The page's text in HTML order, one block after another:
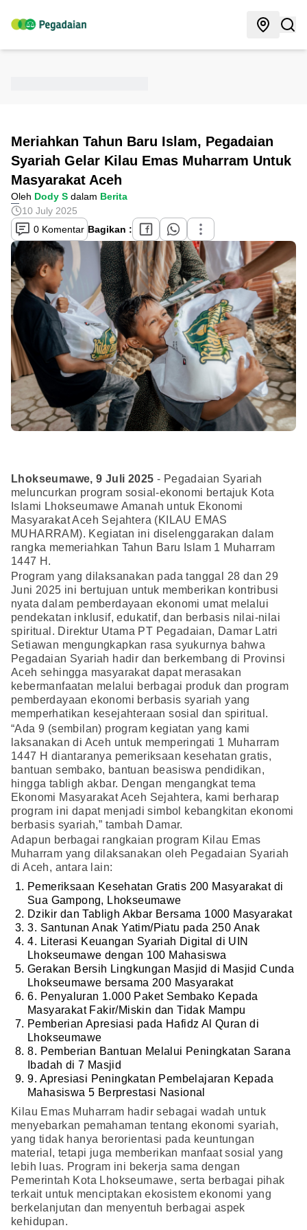
Meriahkan Tahun Baru Islam, Pegadaian
Syariah Gelar Kilau Emas Muharram Untuk
Masyarakat Aceh
Oleh Dody S dalam Berita
10 July 2025
0 Komentar Bagikan :
Lhokseumawe, 9 Juli 2025 - Pegadaian Syariah
meluncurkan program sosial-ekonomi bertajuk Kota
Islami Lhokseumawe Amanah untuk Ekonomi
Masyarakat Aceh Sejahtera (KILAU EMAS
MUHARRAM). Kegiatan ini diselenggarakan dalam
rangka memeriahkan Tahun Baru Islam 1 Muharram
1447 H.
Program yang dilaksanakan pada tanggal 28 dan 29
Juni 2025 ini bertujuan untuk memberikan kontribusi
nyata dalam pemberdayaan ekonomi umat melalui
pendekatan inklusif, edukatif, dan berbasis nilai-nilai
spiritual. Direktur Utama PT Pegadaian, Damar Latri
Setiawan mengungkapkan rasa syukurnya bahwa
Pegadaian Syariah hadir dan berkembang di Provinsi
Aceh sehingga masyarakat dapat merasakan
kebermanfaatan melalui berbagai produk dan program
pemberdayaan ekonomi berbasis syariah yang
memperhatikan kesejahteraan sosial dan spiritual.
“Ada 9 (sembilan) program kegiatan yang kami
laksanakan di Aceh untuk memperingati 1 Muharram
1447 H diantaranya pemeriksaan kesehatan gratis,
bantuan sembako, bantuan beasiswa pendidikan,
hingga tabligh akbar. Dengan mengangkat tema
Ekonomi Masyarakat Aceh Sejahtera, kami berharap
program ini dapat menjadi simbol kebangkitan ekonomi
berbasis syariah,” tambah Damar.
Adapun berbagai rangkaian program Kilau Emas
Muharram yang dilaksanakan oleh Pegadaian Syariah
di Aceh, antara lain:
Pemeriksaan Kesehatan Gratis 200 Masyarakat di
Sua Gampong, Lhokseumawe
Dzikir dan Tabligh Akbar Bersama 1000 Masyarakat
⁠3. Santunan Anak Yatim/Piatu pada 250 Anak
⁠4. Literasi Keuangan Syariah Digital di UIN
Lhokseumawe dengan 100 Mahasiswa
Gerakan Bersih Lingkungan Masjid di Masjid Cunda
Lhokseumawe bersama 200 Masyarakat
⁠6. Penyaluran 1.000 Paket Sembako Kepada
Masyarakat Fakir/Miskin dan Tidak Mampu
Pemberian Apresiasi pada Hafidz Al Quran di
Lhokseumawe
⁠8. Pemberian Bantuan Melalui Peningkatan Sarana
Ibadah di 7 Masjid
⁠9. Apresiasi Peningkatan Pembelajaran Kepada
Mahasiswa 5 Berprestasi Nasional
Kilau Emas Muharram hadir sebagai wadah untuk
menyebarkan pemahaman tentang ekonomi syariah,
yang tidak hanya berorientasi pada keuntungan
material, tetapi juga memberikan manfaat sosial yang
lebih luas. Program ini bekerja sama dengan
Pemerintah Kota Lhokseumawe, serta berbagai pihak
terkait untuk menciptakan ekosistem ekonomi yang
berkelanjutan dan menyentuh berbagai aspek
kehidupan.